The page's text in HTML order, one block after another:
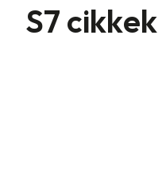
S7 cikkek